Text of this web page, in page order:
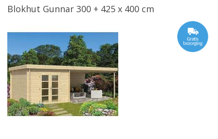
Blokhut Gunnar 300 + 425 x 400 cm